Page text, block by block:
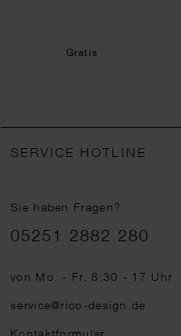
Gratis
SERVICE HOTLINE
Sie haben Fragen?
Telefonnummer
05251 2882 280
von Mo. - Fr. 8:30 - 17 Uhr
service@rico-design.de
Kontaktformular